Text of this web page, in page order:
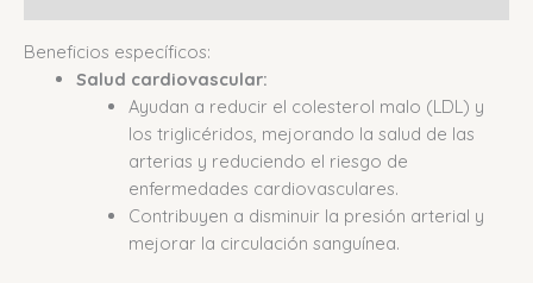
Beneficios específicos:
Salud cardiovascular:
Ayudan a reducir el colesterol malo (LDL) y
los triglicéridos, mejorando la salud de las
arterias y reduciendo el riesgo de
enfermedades cardiovasculares.
Contribuyen a disminuir la presión arterial y
mejorar la circulación sanguínea.